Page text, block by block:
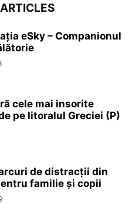
eSky – Companionul
cele mai insorite
pe litoralul Greciei (P)
de distracții din
familie și copii